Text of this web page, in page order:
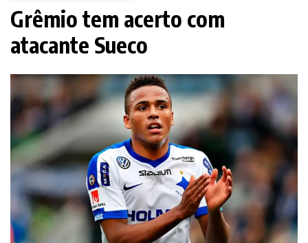
Grêmio tem acerto com
atacante Sueco